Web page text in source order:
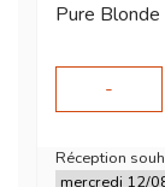
Pure Blonde
-
Réception